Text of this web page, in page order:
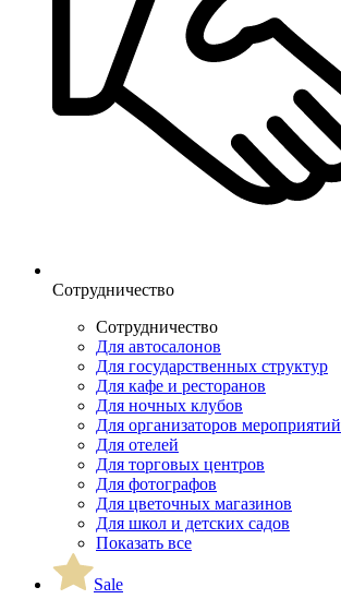
Сотрудничество
Сотрудничество
Для автосалонов
Для государственных структур
Для кафе и ресторанов
Для ночных клубов
Для организаторов мероприятий
Для отелей
Для торговых центров
Для фотографов
Для цветочных магазинов
Для школ и детских садов
Показать все
Sale